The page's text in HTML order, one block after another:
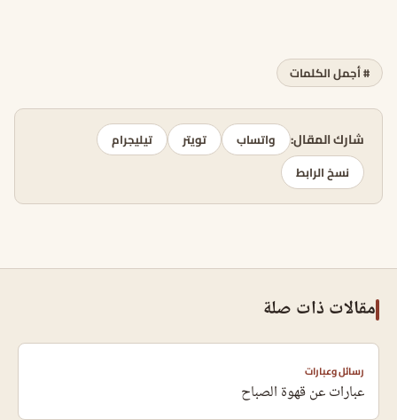
# أجمل الكلمات
شارك المقال: واتساب تويتر
تيليجرام
نسخ الرابط
مقالات ذات صلة
رسائل وعبارات
عبارات عن قهوة الصباح